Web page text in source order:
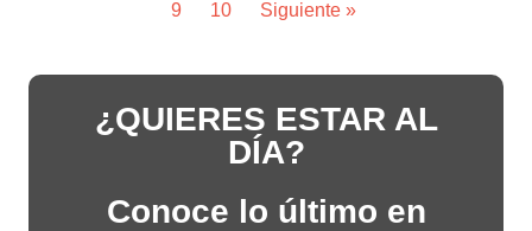
9 10 Siguiente »
¿QUIERES ESTAR AL
DÍA?
Conoce lo último en